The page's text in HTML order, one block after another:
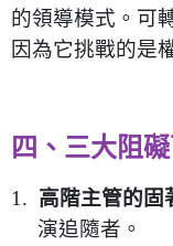
的領導模式。可
因為它挑戰的是
四、三大阻
1. 高階主管的固
演追隨者。